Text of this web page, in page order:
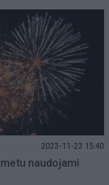
2023-11-23 15:40
naudojami